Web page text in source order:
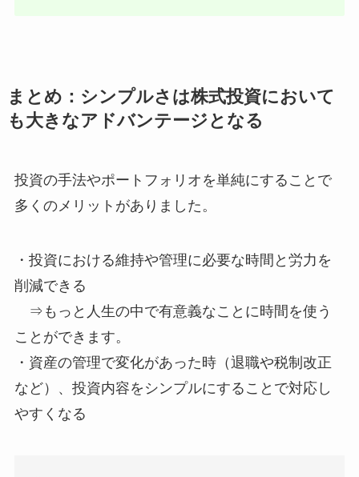
まとめ：シンプルさは株式投資において
も大きなアドバンテージとなる
投資の手法やポートフォリオを単純にすることで
多くのメリットがありました。
・投資における維持や管理に必要な時間と労力を
削減できる
⇒もっと人生の中で有意義なことに時間を使う
ことができます。
・資産の管理で変化があった時（退職や税制改正
など）、投資内容をシンプルにすることで対応し
やすくなる